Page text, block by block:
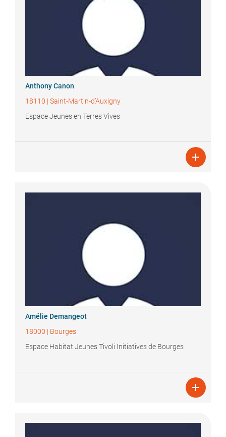
AnthonyCanon
18110 | Saint-Martin-d’Auxigny
Espace Jeunes en Terres Vives

Amélie Demangeot
18000 | Bourges
Espace Habitat Jeunes Tivoli Initiatives de Bourges
